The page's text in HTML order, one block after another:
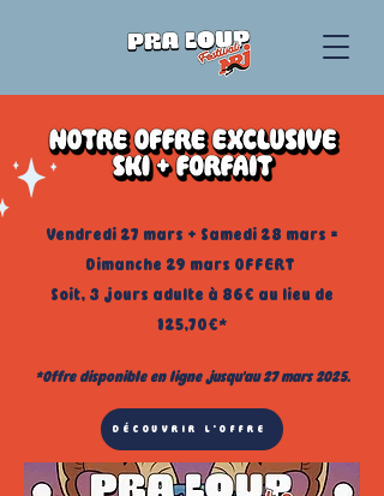
Vendredi 27 mars + Samedi 28 mars =
Dimanche 29 mars OFFERT
Soit, 3 jours adulte à 86€ au lieu de
125,70€*
*Offre disponible en ligne jusqu'au 27 mars 2025.
DÉCOUVRIR L'OFFRE